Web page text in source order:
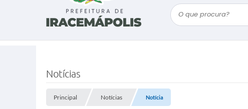
O que procura?
Notícias
Principal Notícias Notícia